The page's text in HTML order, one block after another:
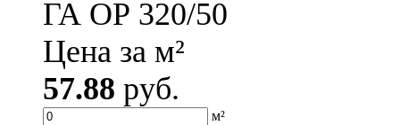
ГА ОР 320/50
Цена за м²
57.88 руб.
м²